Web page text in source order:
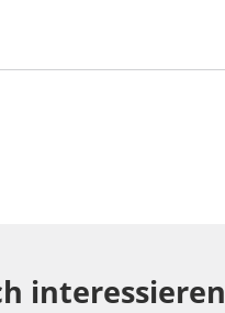
interessieren